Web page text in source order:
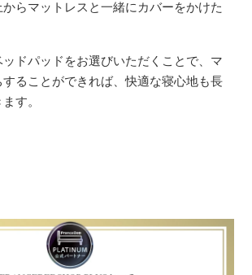
らマットレスと一緒にカバーをかけた
ドパッドをお選びいただくことで、マ
ることができれば、快適な寝心地も長
す。